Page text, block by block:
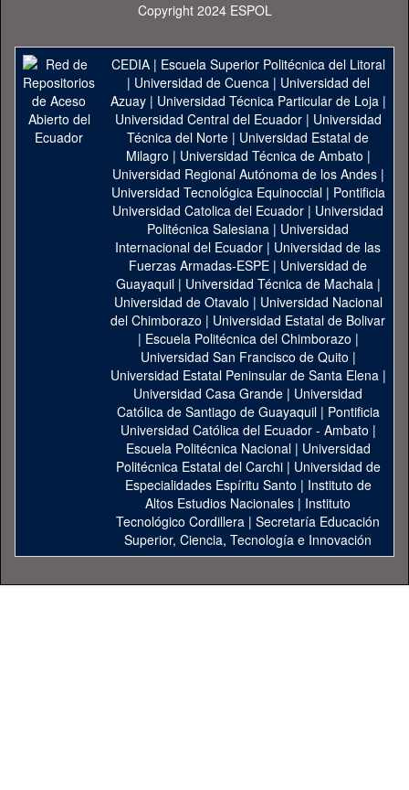
Copyright 2024 ESPOL
CEDIA| Escuela Superior Politécnica del Litoral
| Universidad de Cuenca| Universidad del
Azuay| Universidad Técnica Particular de Loja|
Universidad Central del Ecuador| Universidad
Técnica del Norte | Universidad Estatal de
Milagro | Universidad Técnica de Ambato |
Universidad Regional Autónoma de los Andes|
Universidad Tecnológica Equinoccial| Pontificia
Universidad Catolica del Ecuador | Universidad
Politécnica Salesiana | Universidad
Internacional del Ecuador | Universidad de las
Fuerzas Armadas-ESPE | Universidad de
Guayaquil| Universidad Técnica de Machala|
Universidad de Otavalo | Universidad Nacional
del Chimborazo | Universidad Estatal de Bolivar
| Escuela Politécnica del Chimborazo |
Universidad San Francisco de Quito |
Universidad Estatal Peninsular de Santa Elena|
Universidad Casa Grande | Universidad
Católica de Santiago de Guayaquil| Pontificia
Universidad Católica del Ecuador - Ambato |
Escuela Politécnica Nacional| Universidad
Politécnica Estatal del Carchi| Universidad de
Especialidades Espíritu Santo | Instituto de
Altos Estudios Nacionales | Instituto
Tecnológico Cordillera | Secretaría Educación
Superior, Ciencia, Tecnología e Innovación